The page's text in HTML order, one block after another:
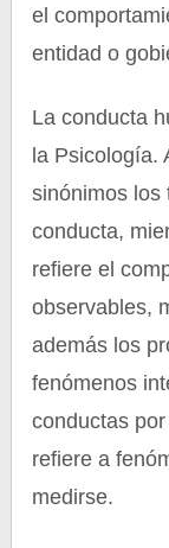
el
entidad o
La conducta
la Psicología.
sinónimos los
conducta,
refiere el
observables,
además los
fenómenos
conductas
refiere a
medirse.